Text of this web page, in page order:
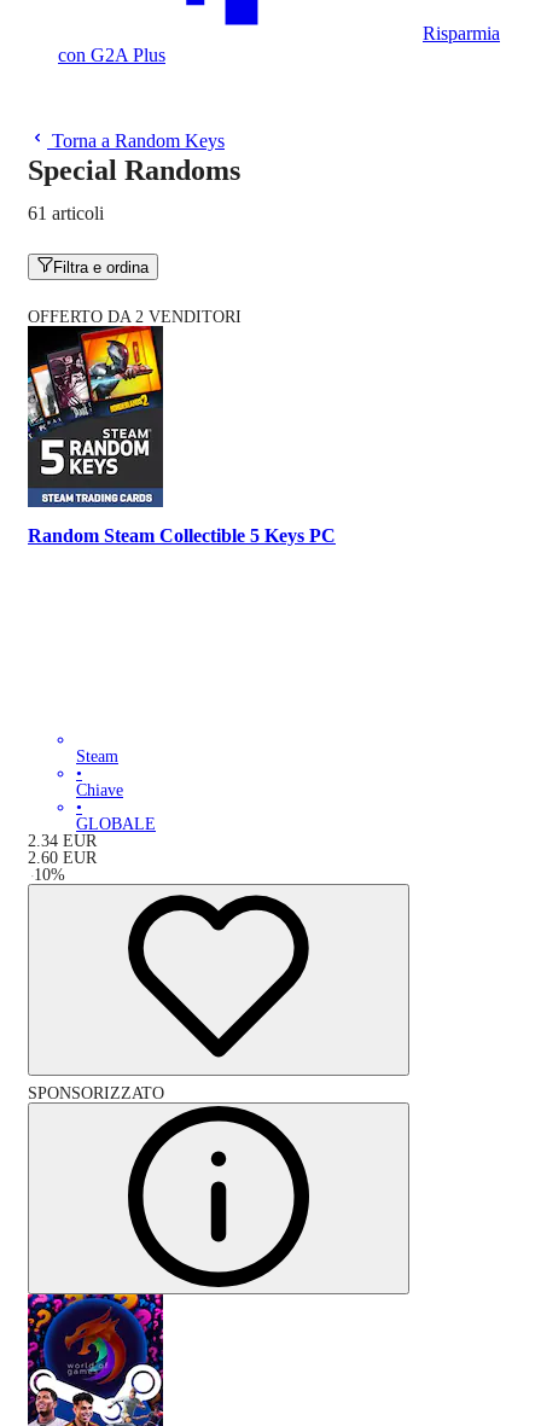
Risparmia
con G2A Plus
Torna a Random Keys
Special Randoms
61 articoli
Filtra e ordina
OFFERTO DA 2 VENDITORI
Random Steam Collectible 5 Keys PC
Steam
•
Chiave
•
GLOBALE
2.34 EUR
2.60 EUR
-10%
SPONSORIZZATO